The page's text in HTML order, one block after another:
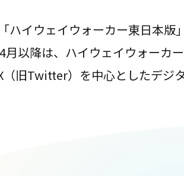
ハイウェイウォーカー東日本
月以降は、ハイウェイウォーカ
（旧Twitter）を中心としたデジ